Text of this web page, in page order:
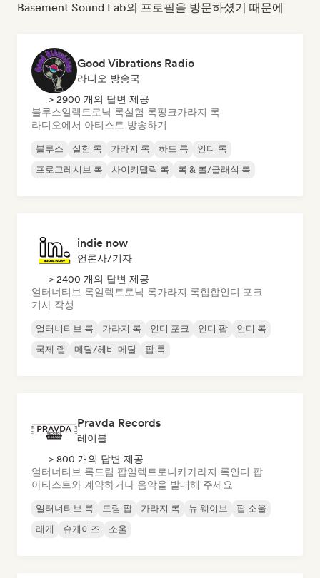
Basement Sound Lab의 프로필을 방문하셨기 때문에
Good Vibrations Radio
라디오 방송국
> 2900 개의 답변 제공
블루스일렉트로닉 록실험 록펑크가라지 록
라디오에서 아티스트 방송하기
블루스 실험 록 가라지 록 하드 록
인디 록
프로그레시브 록
사이키델릭 록 록 & 롤/클래식 록
indie now
언론사/기자
> 2400 개의 답변 제공
얼터너티브 록일렉트로닉 록가라지 록힙합인디 포크
기사 작성
얼터너티브 록 가라지 록 인디 포크 인디 팝
인디 록
국제 랩
메탈/헤비 메탈 팝 록
Pravda Records
레이블
> 800 개의 답변 제공
얼터너티브 록드림 팝일렉트로니카가라지 록인디 팝
아티스트와 계약하거나 음악을 발매해 주세요
얼터너티브 록 드림 팝 가라지 록 뉴 웨이브
팝 소울
레게
슈게이즈 소울